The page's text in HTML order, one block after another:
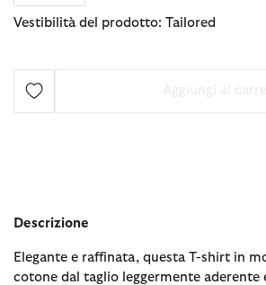
Vestibilità del prodotto: Tailored
Descrizione
Elegante e raffinata, questa T-shirt in
cotone dal taglio leggermente aderente